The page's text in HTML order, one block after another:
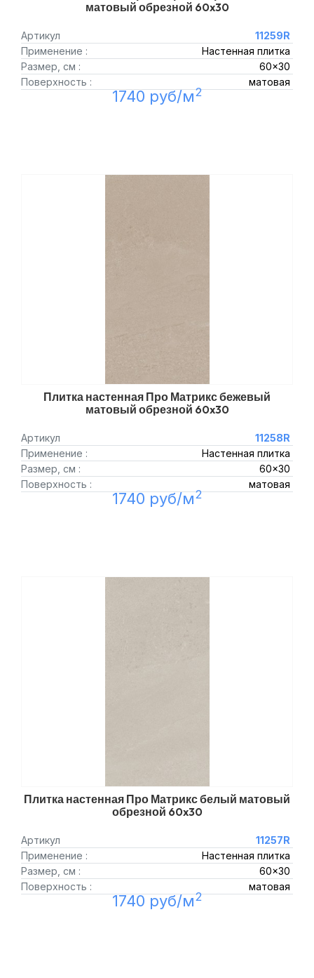
матовый обрезной 60x30
Артикул
11259R
Применение :
Настенная плитка
Размер, см :
60x30
Поверхность :
матовая
1740 руб/м2
Плитка настенная Про Матрикс бежевый
матовый обрезной 60x30
Артикул
11258R
Применение :
Настенная плитка
Размер, см :
60x30
Поверхность :
матовая
1740 руб/м2
Плитка настенная Про Матрикс белый матовый
обрезной 60x30
Артикул
11257R
Применение :
Настенная плитка
Размер, см :
60x30
Поверхность :
матовая
1740 руб/м2